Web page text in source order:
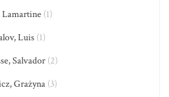
Lamartine(1)
Luis (1)
Salvador(2)
Grażyna(3)